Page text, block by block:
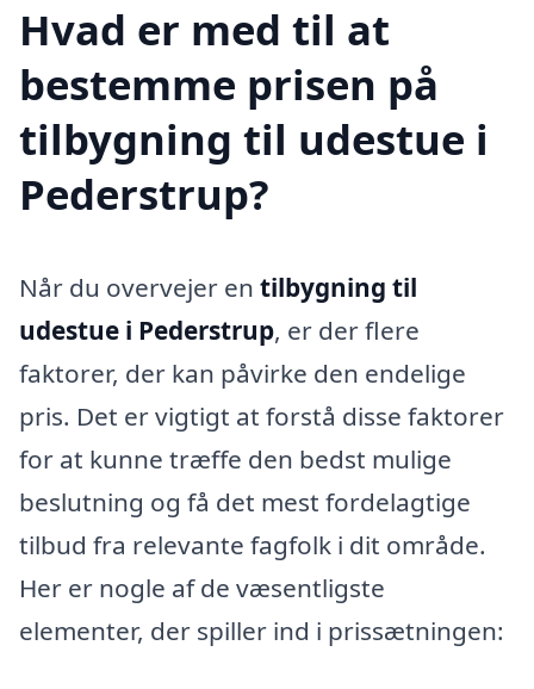
Hvad er med til at
bestemme prisen på
tilbygning til udestue i
Pederstrup?
Når du overvejer en tilbygning til
udestue i Pederstrup, er der flere
faktorer, der kan påvirke den endelige
pris. Det er vigtigt at forstå disse faktorer
for at kunne træffe den bedst mulige
beslutning og få det mest fordelagtige
tilbud fra relevante fagfolk i dit område.
Her er nogle af de væsentligste
elementer, der spiller ind i prissætningen: